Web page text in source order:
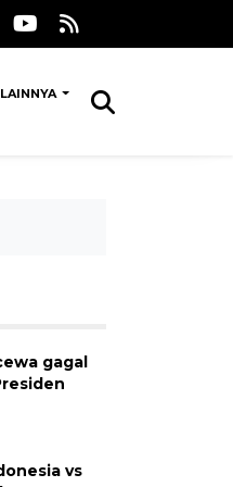
LAINNYA
gagal
vs